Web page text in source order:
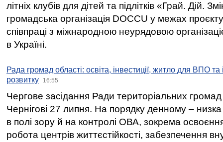
літніх клубів для дітей та підлітків «Грай. Дій.
громадська організація DOCCU у межах
співпраці з міжнародною неурядовою
в Україні.
Рада громад області: освіта, інвестиції, житло для ВПО
розвитку
16:55
Чергове засідання Ради територіальних громад
Чернігові 27 липня. На порядку денному –
в полі зору й на контролі ОВА, зокрема освоєння
робота центрів життєстійкості, забезпечення